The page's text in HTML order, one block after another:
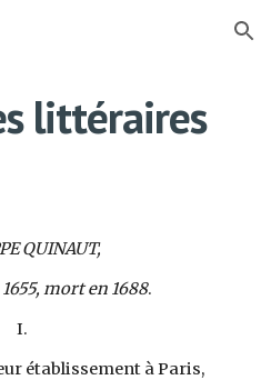
Skip to navigation
littéraires
QUINAUT,
mort en 1688.
I.
établissement à Paris,